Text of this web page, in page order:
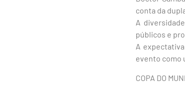
conta da
A
públicos e
A
evento como
COPA DO